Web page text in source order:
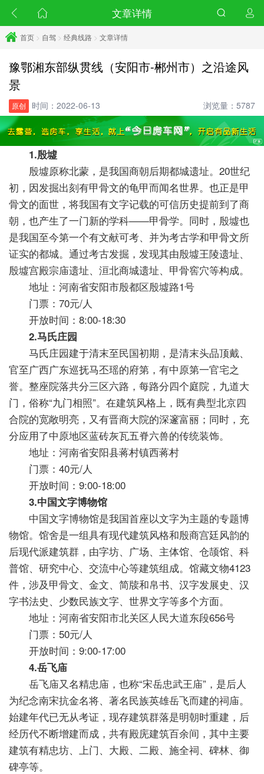
文章详情
首页 > 自驾 > 经典线路 > 文章详情
豫鄂湘东部纵贯线（安阳市-郴州市）之沿途风
景
原创 时间：2022-06-13 浏览量：5787
1.殷墟
殷墟原称北蒙，是我国商朝后期都城遗址。20世纪
初，因发掘出刻有甲骨文的龟甲而闻名世界。也正是甲
骨文的面世，将我国有文字记载的可信历史提前到了商
朝，也产生了一门新的学科——甲骨学。同时，殷墟也
是我国至今第一个有文献可考、并为考古学和甲骨文所
证实的都城。通过考古发掘，发现其由殷墟王陵遗址、
殷墟宫殿宗庙遗址、洹北商城遗址、甲骨窖穴等构成。
地址：河南省安阳市殷都区殷墟路1号
门票：70元/人
开放时间：8:00-18:30
2.马氏庄园
马氏庄园建于清末至民国初期，是清末头品顶戴、
官至广西广东巡抚马丕瑶的府第，有中原第一官宅之
誉。整座院落共分三区六路，每路分四个庭院，九道大
门，俗称“九门相照”。在建筑风格上，既有典型北京四
合院的宽敞明亮，又有晋商大院的深邃富丽；同时，充
分应用了中原地区蓝砖灰瓦五脊六兽的传统装饰。
地址：河南省安阳县蒋村镇西蒋村
门票：40元/人
开放时间：9:00-18:00
3.中国文字博物馆
中国文字博物馆是我国首座以文字为主题的专题博
物馆。馆舍是一组具有现代建筑风格和殷商宫廷风韵的
后现代派建筑群，由字坊、广场、主体馆、仓颉馆、科
普馆、研究中心、交流中心等建筑组成。馆藏文物4123
件，涉及甲骨文、金文、简牍和帛书、汉字发展史、汉
字书法史、少数民族文字、世界文字等多个方面。
地址：河南省安阳市北关区人民大道东段656号
门票：50元/人
开放时间：9:00-17:00
4.岳飞庙
岳飞庙又名精忠庙，也称“宋岳忠武王庙”，是后人
为纪念南宋抗金名将、著名民族英雄岳飞而建的祠庙。
始建年代已无从考证，现存建筑群落是明朝时重建，后
经历代不断增建而成，共有殿庑建筑百余间，其中主要
建筑有精忠坊、上门、大殿、二殿、施全祠、碑林、御
碑亭等。